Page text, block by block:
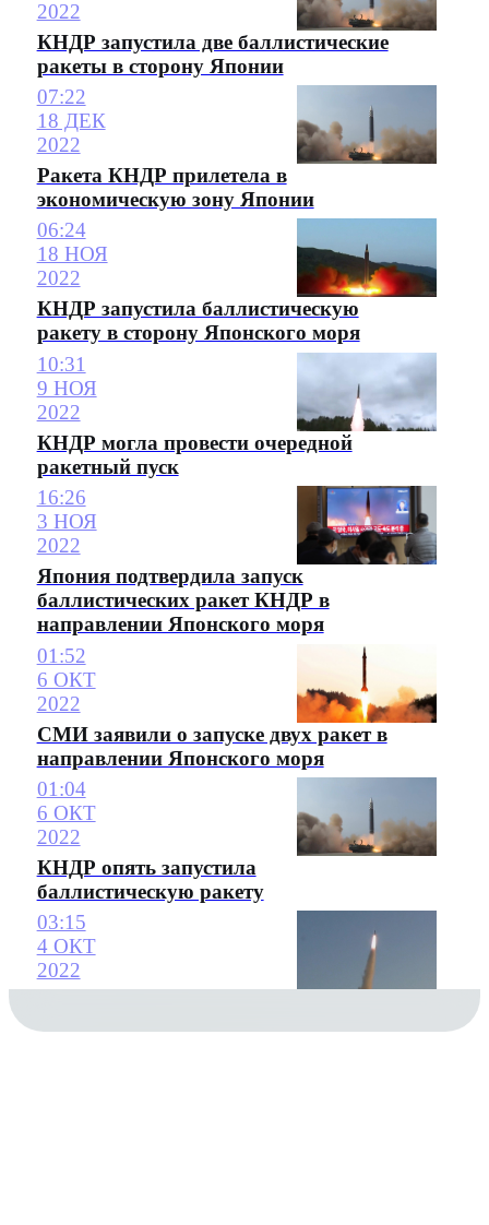
2022
КНДР запустила две баллистические
ракеты в сторону Японии
07:22
18 ДЕК
2022
Ракета КНДР прилетела в
экономическую зону Японии
06:24
18 НОЯ
2022
КНДР запустила баллистическую
ракету в сторону Японского моря
10:31
9 НОЯ
2022
КНДР могла провести очередной
ракетный пуск
16:26
3 НОЯ
2022
Япония подтвердила запуск
баллистических ракет КНДР в
направлении Японского моря
01:52
6 ОКТ
2022
СМИ заявили о запуске двух ракет в
направлении Японского моря
01:04
6 ОКТ
2022
КНДР опять запустила
баллистическую ракету
03:15
4 ОКТ
2022